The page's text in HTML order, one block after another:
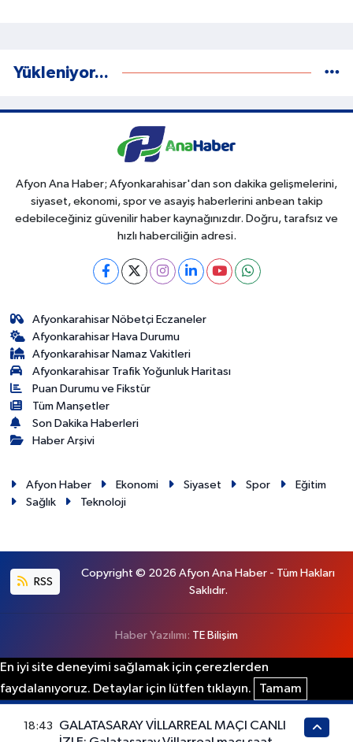
Yükleniyor...
Afyon Ana Haber; Afyonkarahisar'dan son dakika gelişmelerini,
siyaset, ekonomi, spor ve asayiş haberlerini anbean takip
edebileceğiniz güvenilir haber kaynağınızdır. Doğru, tarafsız ve
hızlı haberciliğin adresi.
Afyonkarahisar Nöbetçi Eczaneler
Afyonkarahisar Hava Durumu
Afyonkarahisar Namaz Vakitleri
Afyonkarahisar Trafik Yoğunluk Haritası
Puan Durumu ve Fikstür
Tüm Manşetler
Son Dakika Haberleri
Haber Arşivi
Afyon Haber Ekonomi Siyaset Spor
Eğitim
Sağlık
Teknoloji
RSS
Copyright © 2026 Afyon Ana Haber - Tüm Hakları
Saklıdır.
Haber Yazılımı: TE Bilişim
En iyi site deneyimi sağlamak için çerezlerden
faydalanıyoruz. Detaylar için lütfen tıklayın.
Tamam
18:43
GALATASARAY VİLLARREAL MAÇI CANLI